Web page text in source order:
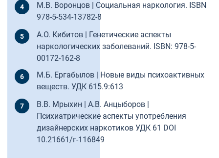
М.В. Воронцов | Социальная наркология. ISBN
978-5-534-13782-8
А.О. Кибитов | Генетические аспекты
наркологических заболеваний. ISBN: 978-5-
00172-162-8
М.Б. Ергабылов | Новые виды психоактивных
веществ. УДК 615.9:613
В.В. Мрыхин | А.В. Анцыборов |
Психиатрические аспекты употребления
дизайнерских наркотиков УДК 61 DOI
10.21661/г-116849